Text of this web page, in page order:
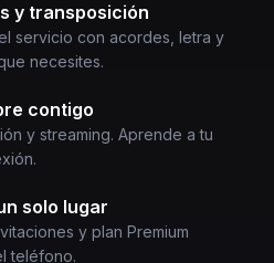
y transposición
servicio con acordes, letra y
necesites.
contigo
y streaming. Aprende a tu
solo lugar
y plan Premium
teléfono.